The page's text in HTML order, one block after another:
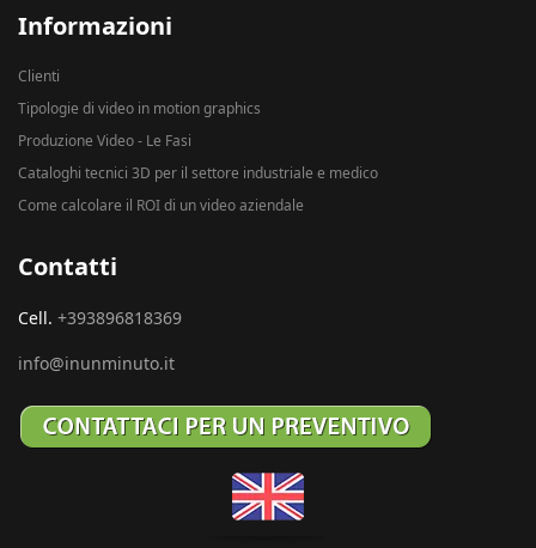
Informazioni
Clienti
Tipologie di video in motion graphics
Produzione Video - Le Fasi
Cataloghi tecnici 3D per il settore industriale e medico
Come calcolare il ROI di un video aziendale
Contatti
Cell. +393896818369
info@inunminuto.it